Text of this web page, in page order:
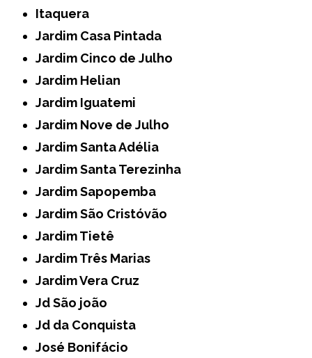
Itaquera
Jardim Casa Pintada
Jardim Cinco de Julho
Jardim Helian
Jardim Iguatemi
Jardim Nove de Julho
Jardim Santa Adélia
Jardim Santa Terezinha
Jardim Sapopemba
Jardim São Cristóvão
Jardim Tietê
Jardim Três Marias
Jardim Vera Cruz
Jd São joão
Jd da Conquista
José Bonifácio